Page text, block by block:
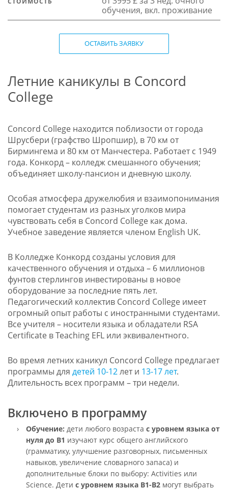
обучения, вкл. проживание
ОСТАВИТЬ ЗАЯВКУ
Летние каникулы в Concord
College
Concord College находится поблизости от города
Шрусбери (графство Шропшир), в 70 км от
Бирмингема и 80 км от Манчестера. Работает с 1949
года. Конкорд – колледж смешанного обучения;
объединяет школу-пансион и дневную школу.
Особая атмосфера дружелюбия и взаимопонимания
помогает студентам из разных уголков мира
чувствовать себя в Concord College как дома.
Учебное заведение является членом English UK.
В Колледже Конкорд созданы условия для
качественного обучения и отдыха – 6 миллионов
фунтов стерлингов инвестированы в новое
оборудование за последние пять лет.
Педагогический коллектив Concord College имеет
огромный опыт работы с иностранными студентами.
Все учителя – носители языка и обладатели RSA
Certificate в Teaching EFL или эквивалентного.
Во время летних каникул Concord College предлагает
программы для детей 10-12лет и 13-17 лет.
Длительность всех программ – три недели.
Включено в программу
Обучение: дети любого возраста с уровнем языка от
нуля до B1 изучают курс общего английского
(грамматику, улучшение разговорных, письменных
навыков, увеличение словарного запаса) и
дополнительные блоки по выбору: Activities или
Science. Дети с уровнем языка B1-B2могут выбрать